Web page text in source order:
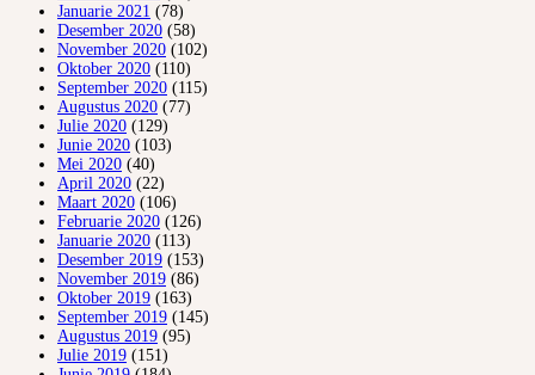
Januarie 2021 (78)
Desember 2020 (58)
November 2020 (102)
Oktober 2020 (110)
September 2020 (115)
Augustus 2020 (77)
Julie 2020 (129)
Junie 2020 (103)
Mei 2020 (40)
April 2020 (22)
Maart 2020 (106)
Februarie 2020 (126)
Januarie 2020 (113)
Desember 2019 (153)
November 2019 (86)
Oktober 2019 (163)
September 2019 (145)
Augustus 2019 (95)
Julie 2019 (151)